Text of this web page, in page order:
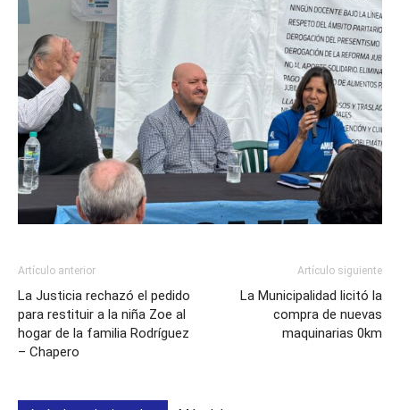
Artículo anterior
La Justicia rechazó el pedido
para restituir a la niña Zoe al
hogar de la familia Rodríguez
– Chapero
Artículo siguiente
La Municipalidad licitó la
compra de nuevas
maquinarias 0km